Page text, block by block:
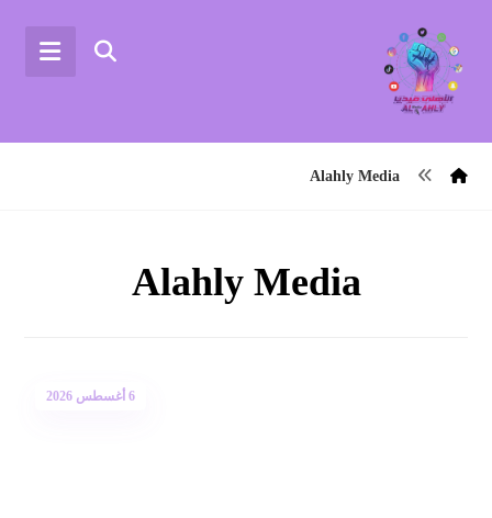
Alahly Media
Alahly Media
6 أغسطس 2026